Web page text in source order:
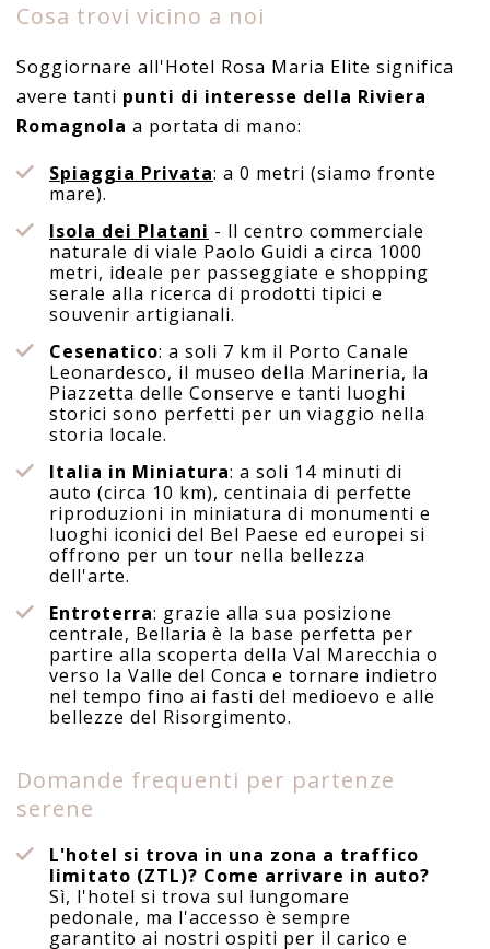
Cosa trovi vicino a noi
Soggiornare all'Hotel Rosa Maria Elite significa
avere tanti punti di interesse della Riviera
Romagnola a portata di mano:
Spiaggia Privata: a 0 metri (siamo fronte
mare).
Isola dei Platani - ll centro commerciale
naturale di viale Paolo Guidi a circa 1000
metri, ideale per passeggiate e shopping
serale alla ricerca di prodotti tipici e
souvenir artigianali.
Cesenatico: a soli 7 km il Porto Canale
Leonardesco, il museo della Marineria, la
Piazzetta delle Conserve e tanti luoghi
storici sono perfetti per un viaggio nella
storia locale.
Italia in Miniatura: a soli 14 minuti di
auto (circa 10 km), centinaia di perfette
riproduzioni in miniatura di monumenti e
luoghi iconici del Bel Paese ed europei si
offrono per un tour nella bellezza
dell'arte.
Entroterra: grazie alla sua posizione
centrale, Bellaria è la base perfetta per
partire alla scoperta della Val Marecchia o
verso la Valle del Conca e tornare indietro
nel tempo fino ai fasti del medioevo e alle
bellezze del Risorgimento.
Domande frequenti per partenze
serene
L'hotel si trova in una zona a traffico
limitato (ZTL)? Come arrivare in auto?
Sì, l'hotel si trova sul lungomare
pedonale, ma l'accesso è sempre
garantito ai nostri ospiti per il carico e